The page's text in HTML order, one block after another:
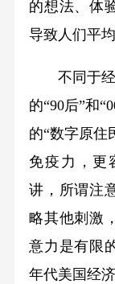
的想法、体
导致人们平
不同于经
的“90后”和
的“数字原住
免疫力，更
讲，所谓注
略其他刺激
意力是有限
年代美国经